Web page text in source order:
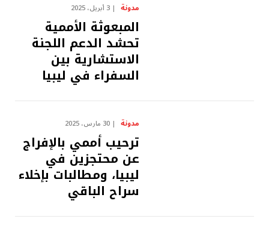
مدونة 3 أبريل، 2025
المبعوثة الأممية
تحشد الدعم اللجنة
الاستشارية بين
السفراء في ليبيا
مدونة 30 مارس، 2025
ترحيب أممي بالإفراج
عن محتجزين في
ليبيا، ومطالبات بإخلاء
سراح الباقي